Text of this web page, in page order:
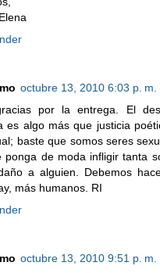
octubre 13, 2010 6:03 p. m.
por la entrega. El
es algo más que justicia
baste que somos seres
ponga de moda infligir tanta
a alguien. Debemos
más humanos. RI
octubre 13, 2010 9:51 p. m.